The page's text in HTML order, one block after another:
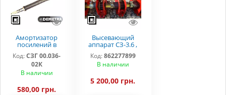
Амортизатор
посилений в
зборі СЗ-3,6 (5,4)
Код:СЗГ 00.036-
02К
В наличии
580,00 грн.
Высевающий
аппарат СЗ-3.6 ,
СЗ-5.4 "DEMETRA"
Код:862277899
В наличии
5 200,00 грн.